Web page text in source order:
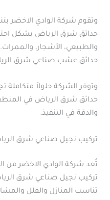
وتقوم شركة الوادي الاخضر
حدائق شرق الرياض بشكل
والطبيعي، الأشجار،
حدائق عشب صناعي شرق
وتوفر الشركة حلولاً
حدائق شرق الرياض في
والدقة في التنفيذ.
تركيب نجيل صناعي شرق
تُعد شركة الوادي الاخضر
تركيب نجيل صناعي شرق
تناسب المنازل والفلل